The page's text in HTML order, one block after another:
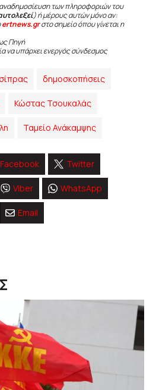
των πληροφοριών του
) ή μέρους αυτών μόνο αν:
ertnews.grστο σημείο όπου γίνεται η
Πηγή
να υπάρχει ενεργός σύνδεσμος
δημοσκοπήσεις
Κώστας Τσουκαλάς
Ταμείο Ανάκαμψης
Facebook Twitter
Viber WhatsApp
Email